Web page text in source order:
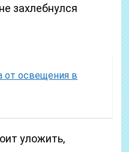
захлебнулся
от освещения в
уложить,